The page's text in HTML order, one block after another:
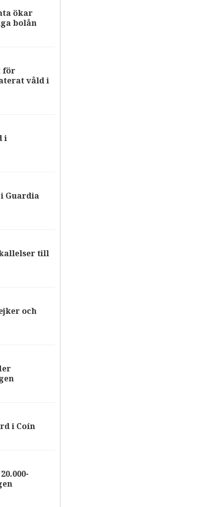
ökar
bolån
för
våld i
i
Guardia
till
och
i Coín